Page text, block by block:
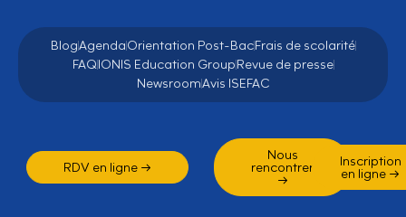
BlogAgendaOrientation Post-BacFrais de scolarité
FAQIONIS Education GroupRevue de presse
NewsroomAvis ISEFAC
RDV en ligne →
Nous
rencontrer
→
Inscription
en ligne →